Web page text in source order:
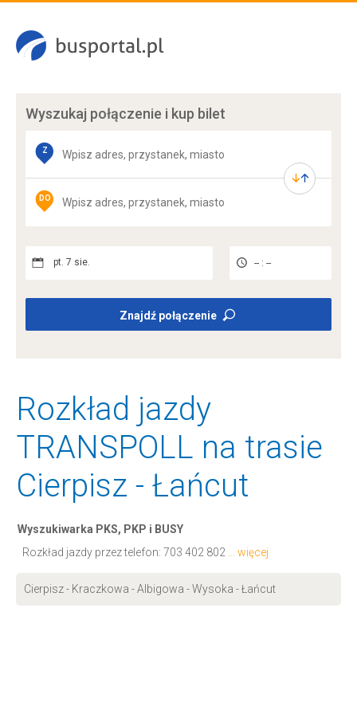
Wyszukaj połączenie i kup bilet
Z
DO
pt. 7 sie. -- : --
Znajdź połączenie
Rozkład jazdy
TRANSPOLL na trasie
Cierpisz - Łańcut
Wyszukiwarka PKS, PKP i BUSY
Rozkład jazdy przez telefon: 703 402 802 ... więcej
Cierpisz - Kraczkowa - Albigowa - Wysoka - Łańcut